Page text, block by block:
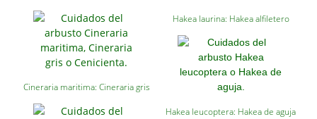
Cineraria maritima: Cineraria gris
Hakea laurina: Hakea alfiletero
Hakea leucoptera: Hakea de aguja